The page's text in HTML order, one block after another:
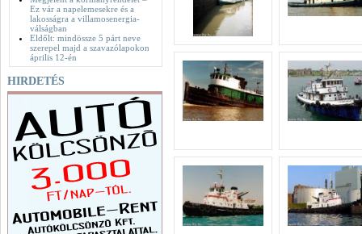
Ez vár a napelemesekre és a
lakosságra a villamosenergia-
válságban
Eldőlt: mindössze 5 párt neve
szerepel majd a szavazólapokon
április 12-én
HIRDETÉS